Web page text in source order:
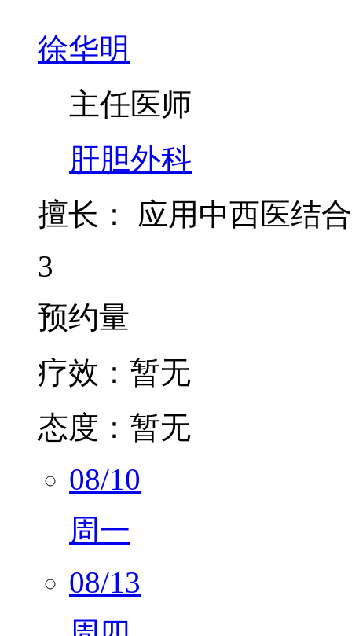
徐华明
主任医师
肝胆外科
擅长：
应用中西医结
3
预约量
疗效： 暂无
态度： 暂无
08/10
周一
08/13